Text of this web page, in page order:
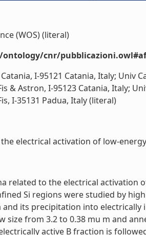
(WOS) (literal)
cnr/
Catania, I-95121 Catania, Italy; Univ
& Astron, I-95123 Catania, Italy;
I-35131 Padua, Italy (literal)
electrical activation of low-
related to the electrical activation
Si regions were studied by
and its precipitation into electrically
size from 3.2 to 0.38 mu m and
active B fraction is